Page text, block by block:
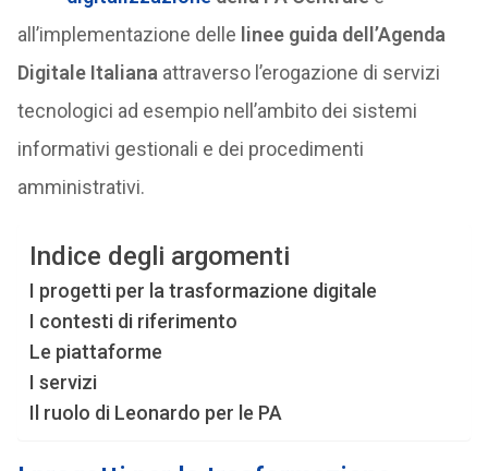
all’implementazione delle linee guida dell’Agenda
Digitale Italiana attraverso l’erogazione di servizi
tecnologici ad esempio nell’ambito dei sistemi
informativi gestionali e dei procedimenti
amministrativi.
Indice degli argomenti
I progetti per la trasformazione digitale
I contesti di riferimento
Le piattaforme
I servizi
Il ruolo di Leonardo per le PA